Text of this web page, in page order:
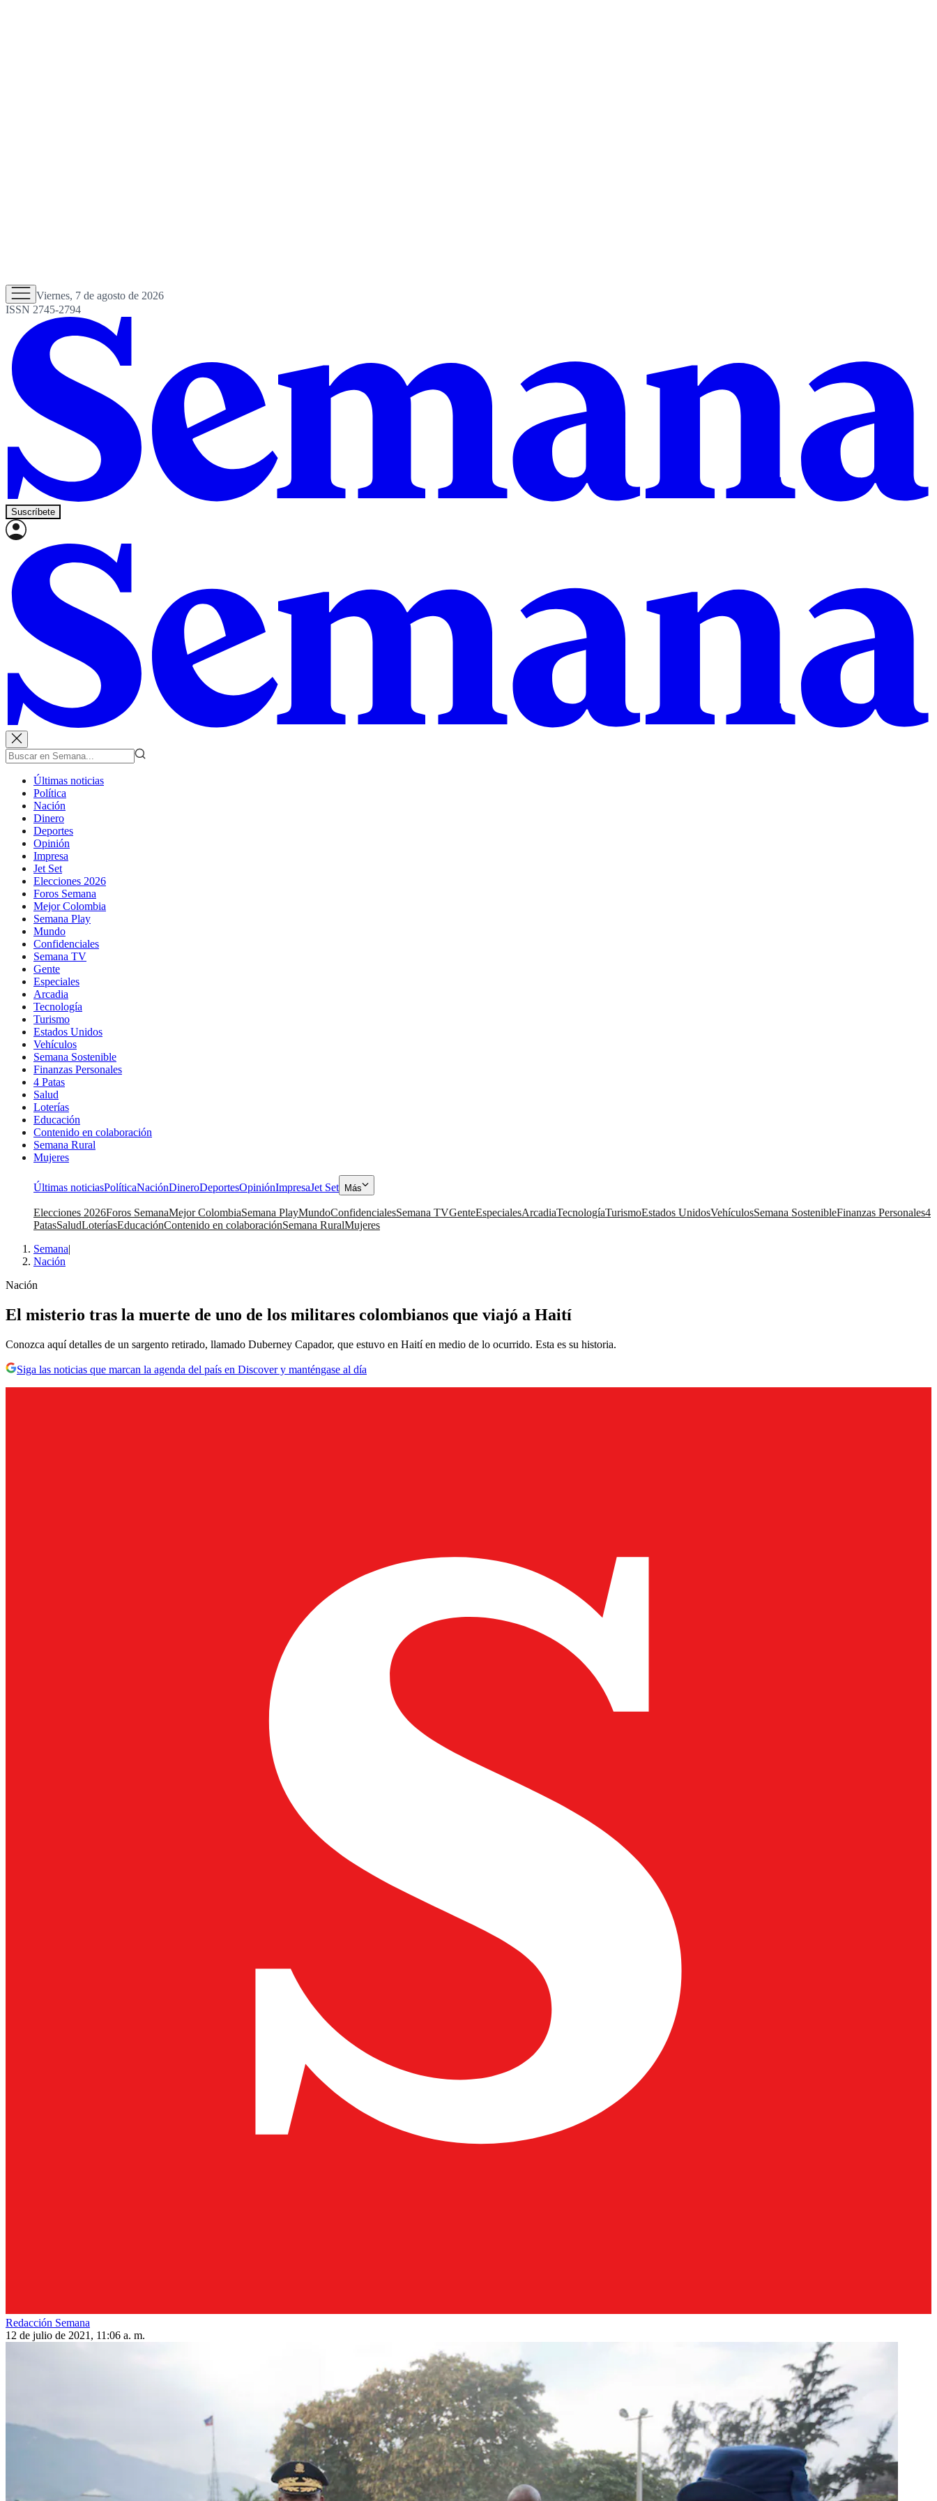
Viernes, 7 de agosto de 2026
ISSN 2745-2794
Suscríbete
Últimas noticias
Política
Nación
Dinero
Deportes
Opinión
Impresa
Jet Set
Elecciones 2026
Foros Semana
Mejor Colombia
Semana Play
Mundo
Confidenciales
Semana TV
Gente
Especiales
Arcadia
Tecnología
Turismo
Estados Unidos
Vehículos
Semana Sostenible
Finanzas Personales
4 Patas
Salud
Loterías
Educación
Contenido en colaboración
Semana Rural
Mujeres
Últimas noticiasPolíticaNaciónDineroDeportesOpiniónImpresaJet Set Más
Elecciones 2026Foros SemanaMejor ColombiaSemana PlayMundoConfidencialesSemana TVGenteEspecialesArcadiaTecnologíaTurismoEstados UnidosVehículosSemana SostenibleFinanzas Personales4
PatasSaludLoteríasEducaciónContenido en colaboraciónSemana RuralMujeres
Semana|
Nación
Nación
El misterio tras la muerte de uno de los militares colombianos que viajó a Haití
Conozca aquí detalles de un sargento retirado, llamado Duberney Capador, que estuvo en Haití en medio de lo ocurrido. Esta es su historia.
Siga las noticias que marcan la agenda del país en Discover y manténgase al día
Redacción Semana
12 de julio de 2021, 11:06 a. m.